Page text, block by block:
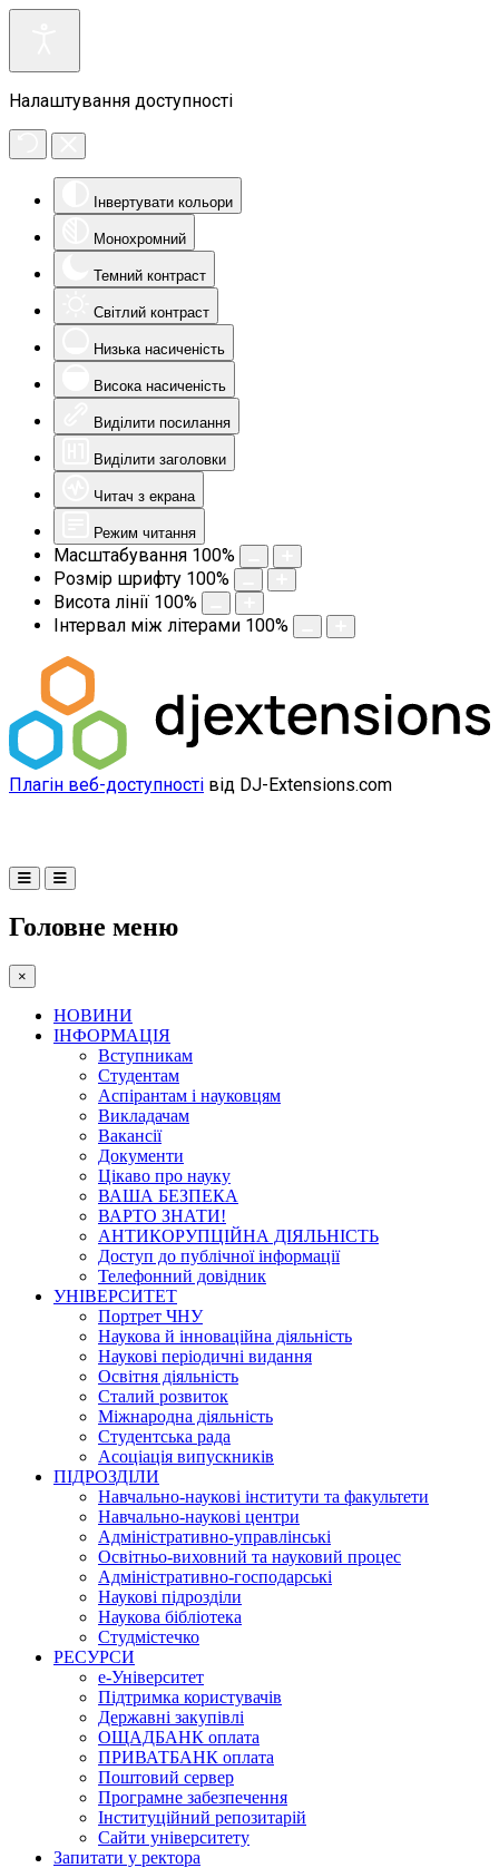
Налаштування доступності
Інвертувати кольори
Монохромний
Темний контраст
Світлий контраст
Низька насиченість
Висока насиченість
Виділити посилання
Виділити заголовки
Читач з екрана
Режим читання
Масштабування 100%
Розмір шрифту 100%
Висота лінії 100%
Інтервал між літерами 100%
Плагін веб-доступності від DJ-Extensions.com
Головне меню
×
НОВИНИ
ІНФОРМАЦІЯ
Вступникам
Студентам
Аспірантам і науковцям
Викладачам
Вакансії
Документи
Цікаво про науку
ВАША БЕЗПЕКА
ВАРТО ЗНАТИ!
АНТИКОРУПЦІЙНА ДІЯЛЬНІСТЬ
Доступ до публічної інформації
Телефонний довідник
УНІВЕРСИТЕТ
Портрет ЧНУ
Наукова й інноваційна діяльність
Наукові періодичні видання
Освітня діяльність
Сталий розвиток
Міжнародна діяльність
Студентська рада
Асоціація випускників
ПІДРОЗДІЛИ
Навчально-наукові інститути та факультети
Навчально-наукові центри
Адміністративно-управлінські
Освітньо-виховний та науковий процес
Адміністративно-господарські
Наукові підрозділи
Наукова бібліотека
Студмістечко
РЕСУРСИ
е-Університет
Підтримка користувачів
Державні закупівлі
ОЩАДБАНК оплата
ПРИВАТБАНК оплата
Поштовий сервер
Програмне забезпечення
Інституційний репозитарій
Сайти університету
Запитати у ректора